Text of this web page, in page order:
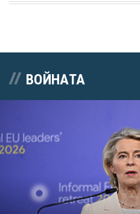
ВОЙНАТА